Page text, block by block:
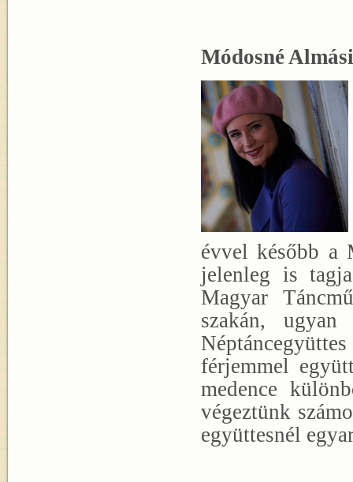
Módosné
évvel később a
jelenleg is
Magyar
szakán,
férjemmel
medence
végeztünk
együttesnél